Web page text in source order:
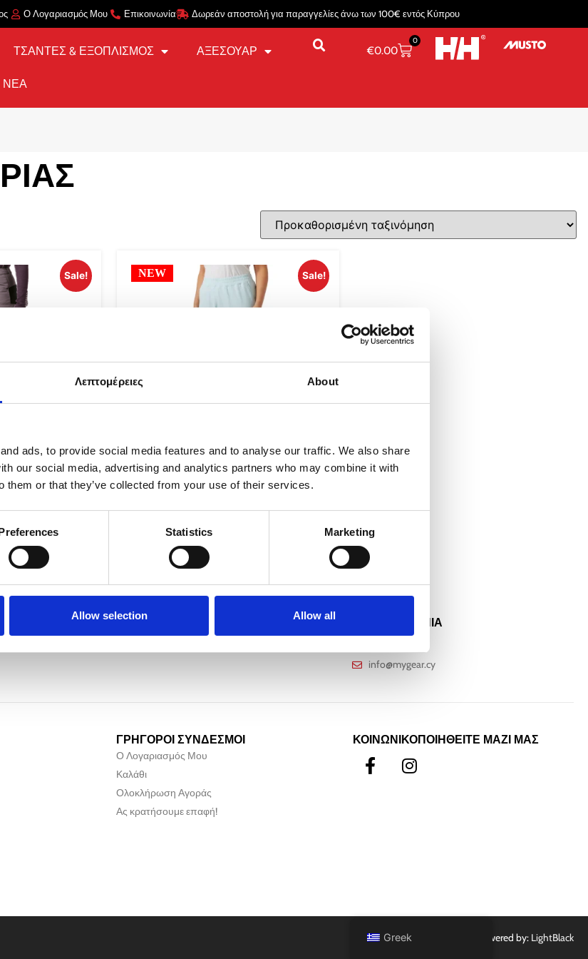
Λεπτομέρειες About
ads, to provide social media features and to analyse our traffic. We also share
our social media, advertising and analytics partners who may combine it with
them or that they’ve collected from your use of their services.
Statistics Marketing
Allow selection Allow all
Ο Λογαριασμός Μου Επικοινωνία Δωρεάν αποστολή για παραγγελίες άνω των 100€ εντός Κύπρου
ΤΣΑΝΤΕΣ & ΕΞΟΠΛΙΣΜΟΣ ΑΞΕΣΟΥΑΡ
ΝΕΑ
€0.00
0
Sale!
PANTS
Sale!
NEW
WOMEN’S VERSALITE FLEECE PANTS
Επιλογή
εντός 2-
ΕΠΙΣΤΡΟΦΕΣ
Προσφέρουμε περίοδο επιστροφής 30 ημερών
ΕΠΙΚΟΙΝΩΝΙΑ
+357 25811316
info@mygear.cy
ΓΡΗΓΟΡΟΙ ΣΥΝΔΕΣΜΟΙ
Ο Λογαριασμός Μου
Καλάθι
Ολοκλήρωση Αγοράς
Ας κρατήσουμε επαφή!
ΚΟΙΝΩΝΙΚΟΠΟΙΗΘΕΙΤΕ ΜΑΖΙ ΜΑΣ
Powered by: LightBlack
Greek